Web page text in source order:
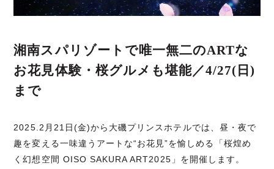
湘南スパリゾートで唯一無二のARTな
お花見体験・桜グルメも堪能／4/27(日)
まで
2025.2月21日(金)から大磯プリンスホテルでは、昼・夜で
趣を変える一味違うアートな“お花見”を愉しめる「桜煌め
く幻想空間 OISO SAKURA ART2025」を開催します。